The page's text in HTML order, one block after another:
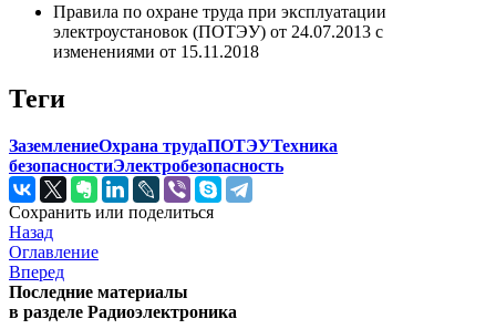
Правила по охране труда при эксплуатации
электроустановок (ПОТЭУ) от 24.07.2013 с
изменениями от 15.11.2018
Теги
ЗаземлениеОхрана трудаПОТЭУТехника
безопасностиЭлектробезопасность
Сохранить или поделиться
Назад
Оглавление
Вперед
Последние материалы
в разделе Радиоэлектроника